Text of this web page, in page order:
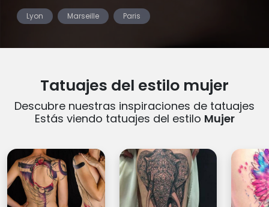
Lyon Marseille Paris
Tatuajes del estilo mujer
Descubre nuestras inspiraciones de tatuajes
Estás viendo tatuajes del estilo Mujer